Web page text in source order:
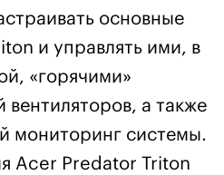
основные
и управлять ими, в
«горячими»
а также
мониторинг системы.
Acer Predator Triton